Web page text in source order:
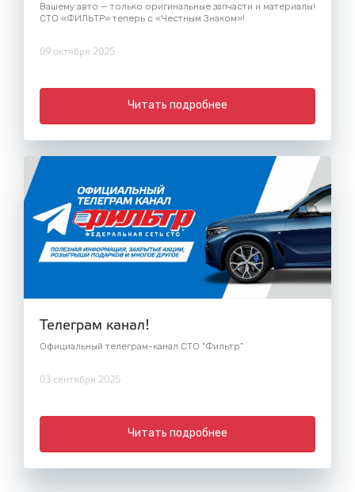
Вашему авто — только оригинальные запчасти и материалы!
СТО «ФИЛЬТР» теперь с «Честным Знаком»!
09 октября 2025
Читать подробнее
Телеграм канал!
Официальный телеграм-канал СТО "Фильтр"
03 сентября 2025
Читать подробнее